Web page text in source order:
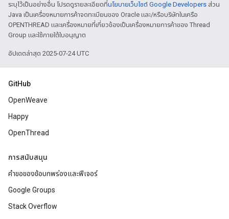
ระบุไว้เป็นอย่างอื่น โปรดดูรายละเอียดที่นโยบายเว็บไซต์ Google Developers ส่วน
Java เป็นเครื่องหมายการค้าจดทะเบียนของ Oracle และ/หรือบริษัทในเครือ
OPENTHREAD และเครื่องหมายที่เกี่ยวข้องเป็นเครื่องหมายการค้าของ Thread
Group และใช้ภายใต้ใบอนุญาต
อัปเดตล่าสุด 2025-07-24 UTC
GitHub
OpenWeave
Happy
OpenThread
การสนับสนุน
คำขอของข้อบกพร่องและฟีเจอร์
Google Groups
Stack Overflow